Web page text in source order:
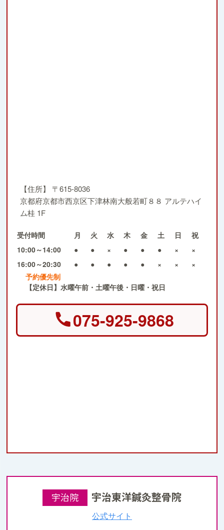
【住所】
〒615-8036
京都府京都市西京区下津林南大般若町８８ アルテハイ
ム桂 1F
受付時間 月 火 水 木 金 土 日
祝
10:00～14:00
● ● × ● ● ● ×
×
16:00～20:30
● ● ● ● ● × ×
×
予約優先制
【定休日】水曜午前・土曜午後・日曜・祝日
075-925-9868
宇治院 宇治東洋鍼灸整骨院
公式サイト